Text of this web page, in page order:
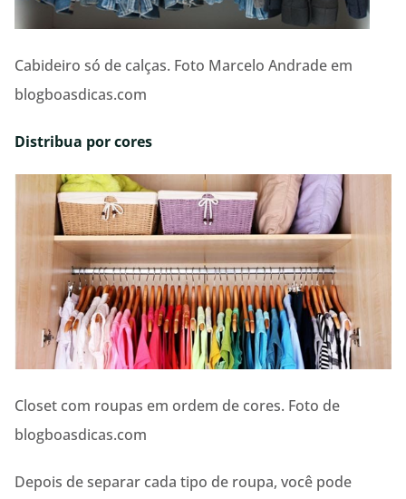
Cabideiro só de calças. Foto Marcelo Andrade em
blogboasdicas.com
Distribua por cores
Closet com roupas em ordem de cores. Foto de
blogboasdicas.com
Depois de separar cada tipo de roupa, você pode